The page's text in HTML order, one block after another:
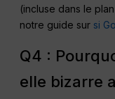
(incluse dans le
notre guide sur si
Q4 :
elle bizarre